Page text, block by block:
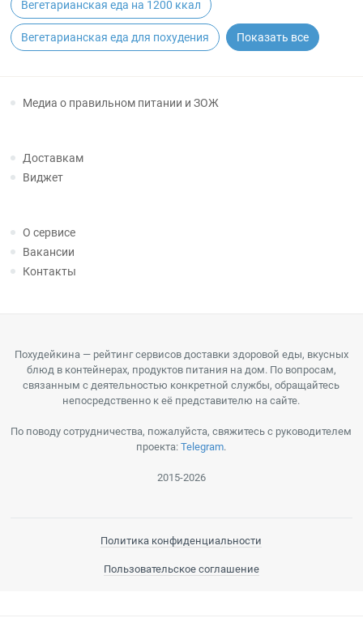
Вегетарианская еда на 1200 ккал
Вегетарианская еда для похудения Показать все
Медиа о правильном питании и ЗОЖ
Доставкам
Виджет
О сервисе
Вакансии
Контакты
Похудейкина — рейтинг сервисов доставки здоровой еды, вкусных
блюд в контейнерах, продуктов питания на дом. По вопросам,
связанным с деятельностью конкретной службы, обращайтесь
непосредственно к её представителю на сайте.
По поводу сотрудничества, пожалуйста, свяжитесь с руководителем
проекта:Telegram.
2015-2026
Политика конфиденциальности
Пользовательское соглашение